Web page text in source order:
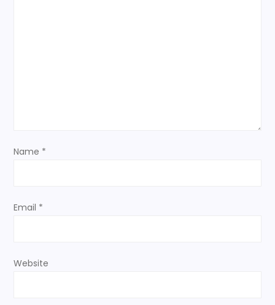
o
Name *
Email *
Website